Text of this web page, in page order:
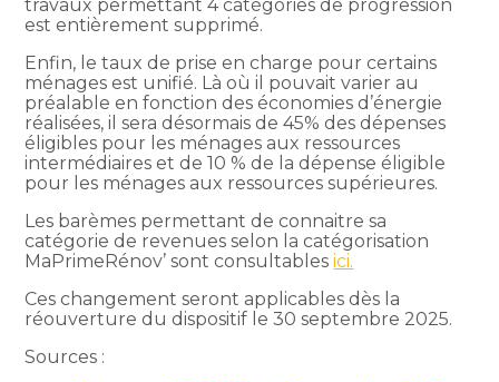
travaux permettant 4 catégories de progression
est entièrement supprimé.
Enfin, le taux de prise en charge pour certains
ménages est unifié. Là où il pouvait varier au
préalable en fonction des économies d’énergie
réalisées, il sera désormais de 45% des dépenses
éligibles pour les ménages aux ressources
intermédiaires et de 10 % de la dépense éligible
pour les ménages aux ressources supérieures.
Les barèmes permettant de connaitre sa
catégorie de revenues selon la catégorisation
MaPrimeRénov’ sont consultablesici.
Ces changement seront applicables dès la
réouverture du dispositif le 30 septembre 2025.
Sources :